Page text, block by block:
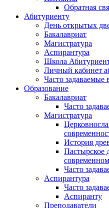
Обратная
Абитуриенту
День открытых
Бакалавриат
Магистратура
Аспирантура
Школа
Личный кабинет
Часто задаваемые
Образование
Бакалавриат
Часто
Магистратура
История
Пастырское
Часто
Аспирантура
Часто
Аспиранту
Преподаватели